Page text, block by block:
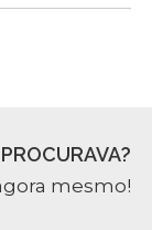
mesmo!